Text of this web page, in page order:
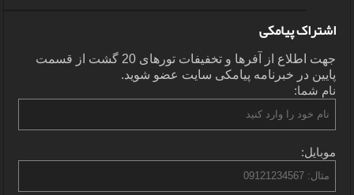
اشتراک پیامکی
جهت اطلاع از آفرها و تخفیفات تورهای 20 گشت از قسمت
پایین در خبرنامه پیامکی سایت عضو شوید.
نام شما:
موبایل: